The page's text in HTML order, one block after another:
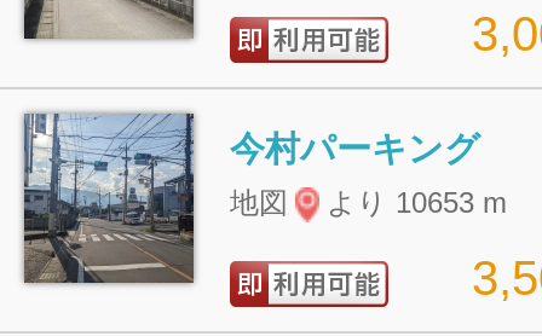
今村パーキング
地図 より 10653 m